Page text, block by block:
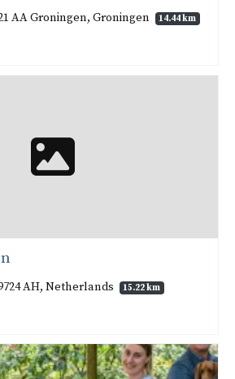
AA Groningen, Groningen 14.44 km
AH, Netherlands 15.22 km